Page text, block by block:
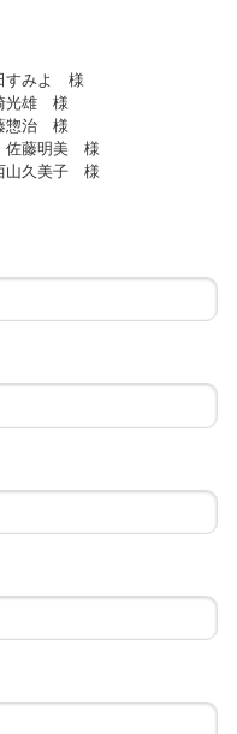
みよ 様
雄 様
治 様
藤明美 様
久美子 様